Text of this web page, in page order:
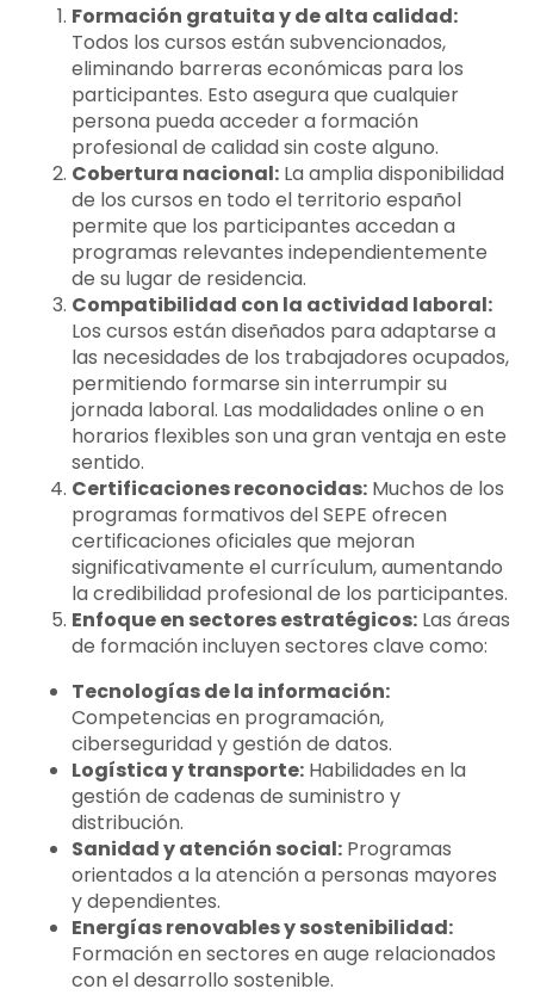
Formación gratuita y de alta calidad:
Todos los cursos están subvencionados,
eliminando barreras económicas para los
participantes. Esto asegura que cualquier
persona pueda acceder a formación
profesional de calidad sin coste alguno.
Cobertura nacional: La amplia disponibilidad
de los cursos en todo el territorio español
permite que los participantes accedan a
programas relevantes independientemente
de su lugar de residencia.
Compatibilidad con la actividad laboral:
Los cursos están diseñados para adaptarse a
las necesidades de los trabajadores ocupados,
permitiendo formarse sin interrumpir su
jornada laboral. Las modalidades online o en
horarios flexibles son una gran ventaja en este
sentido.
Certificaciones reconocidas: Muchos de los
programas formativos del SEPE ofrecen
certificaciones oficiales que mejoran
significativamente el currículum, aumentando
la credibilidad profesional de los participantes.
Enfoque en sectores estratégicos: Las áreas
de formación incluyen sectores clave como:
Tecnologías de la información:
Competencias en programación,
ciberseguridad y gestión de datos.
Logística y transporte: Habilidades en la
gestión de cadenas de suministro y
distribución.
Sanidad y atención social: Programas
orientados a la atención a personas mayores
y dependientes.
Energías renovables y sostenibilidad:
Formación en sectores en auge relacionados
con el desarrollo sostenible.